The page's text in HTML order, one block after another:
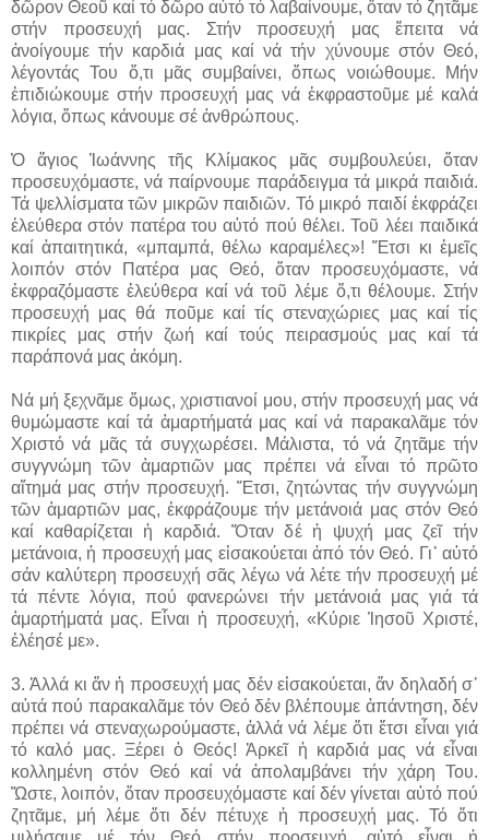
δῶρον Θεοῦ καί τό δῶρο αὐτό τό λαβαίνουμε, ὅταν τό ζητᾶμε
στήν προσευχή μας. Στήν προσευχή μας ἔπειτα νά
ἀνοίγουμε τήν καρδιά μας καί νά τήν χύνουμε στόν Θεό,
λέγοντάς Του ὅ,τι μᾶς συμβαίνει, ὅπως νοιώθουμε. Μήν
ἐπιδιώκουμε στήν προσευχή μας νά ἐκφραστοῦμε μέ καλά
λόγια, ὅπως κάνουμε σέ ἀνθρώπους.
Ὁ ἅγιος Ἰωάννης τῆς Κλίμακος μᾶς συμβουλεύει, ὅταν
προσευχόμαστε, νά παίρνουμε παράδειγμα τά μικρά παιδιά.
Τά ψελλίσματα τῶν μικρῶν παιδιῶν. Τό μικρό παιδί ἐκφράζει
ἐλεύθερα στόν πατέρα του αὐτό πού θέλει. Τοῦ λέει παιδικά
καί ἀπαιτητικά, «μπαμπά, θέλω καραμέλες»! Ἔτσι κι ἐμεῖς
λοιπόν στόν Πατέρα μας Θεό, ὅταν προσ­ευχόμαστε, νά
ἐκφραζόμαστε ἐλεύθερα καί νά τοῦ λέμε ὅ,τι θέλουμε. Στήν
προσευχή μας θά ποῦμε καί τίς στεναχώριες μας καί τίς
πικρίες μας στήν ζωή καί τούς πειρασμούς μας καί τά
παράπονά μας ἀκόμη.
Νά μή ξεχνᾶμε ὅμως, χριστιανοί μου, στήν προσευχή μας νά
θυμώμαστε καί τά ἁμαρτήματά μας καί νά παρακαλᾶμε τόν
Χριστό νά μᾶς τά συγχωρέσει. Μάλιστα, τό νά ζητᾶμε τήν
συγγνώμη τῶν ἁμαρτιῶν μας πρέπει νά εἶναι τό πρῶτο
αἴτημά μας στήν προσευχή. Ἔτσι, ζητώντας τήν συγγνώμη
τῶν ἁμαρτιῶν μας, ἐκφράζουμε τήν μετάνοιά μας στόν Θεό
καί καθαρίζεται ἡ καρδιά. Ὅταν δέ ἡ ψυχή μας ζεῖ τήν
μετάνοια, ἡ προσευχή μας εἰσακούεται ἀπό τόν Θεό. Γι᾽ αὐτό
σάν καλύτερη προσευχή σᾶς λέγω νά λέτε τήν προσευχή μέ
τά πέντε λόγια, πού φανερώνει τήν μετάνοιά μας γιά τά
ἁμαρτήματά μας. Εἶναι ἡ προσ­ευχή, «Κύριε Ἰησοῦ Χριστέ,
ἐλέησέ με».
3. Ἀλλά κι ἄν ἡ προσευχή μας δέν εἰσακούεται, ἄν δηλαδή σ᾽
αὐτά πού παρακαλᾶμε τόν Θεό δέν βλέπουμε ἀπάντηση, δέν
πρέπει νά στεναχωρούμαστε, ἀλλά νά λέμε ὅτι ἔτσι εἶναι γιά
τό καλό μας. Ξέρει ὁ Θεός! Ἀρκεῖ ἡ καρδιά μας νά εἶναι
κολλημένη στόν Θεό καί νά ἀπολαμβάνει τήν χάρη Του.
Ὥστε, λοιπόν, ὅταν προσευχόμαστε καί δέν γίνεται αὐτό πού
ζητᾶμε, μή λέμε ὅτι δέν πέτυχε ἡ προσευχή μας. Τό ὅτι